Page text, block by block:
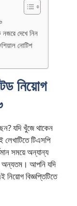
নজরে দেখে নিন
নোটিশ
নিয়োগ
যদি খুঁজে থাকেন
টিএসপি
সময়ে অন্যান্য
অন্যতম। আপনি যদি
বিজ্ঞপ্তিটিতে